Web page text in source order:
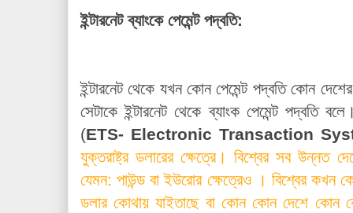
ইন্টারনেট ব্যাংকে পেমেন্ট পদ্বতি:
ইন্টারনেট থেকে যখন কোন পেমেন্ট পদ্বতি কোন
সেটাকে ইন্টারনেট থেকে ব্যাংক পেমেন্ট পদ্বতি
(ETS- Electronic Transaction
যুক্তরাষ্ট্র ডলারের ক্ষেত্রে। বিশ্বের সব উন্নত
যেমন: পাউন্ড বা ইউরোর ক্ষেত্রেও । বিশ্বের
ডলার কোথায় যাইতাছে বা কোন কোন দেশে কোন